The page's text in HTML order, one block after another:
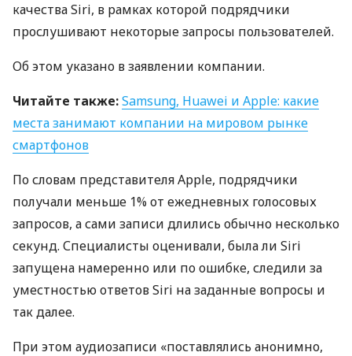
качества Siri, в рамках которой подрядчики
прослушивают некоторые запросы пользователей.
Об этом указано в заявлении компании.
Читайте также:Samsung, Huawei и Apple: какие
места занимают компании на мировом рынке
смартфонов
По словам представителя Apple, подрядчики
получали меньше 1% от ежедневных голосовых
запросов, а сами записи длились обычно несколько
секунд. Специалисты оценивали, была ли Siri
запущена намеренно или по ошибке, следили за
уместностью ответов Siri на заданные вопросы и
так далее.
При этом аудиозаписи «поставлялись анонимно,